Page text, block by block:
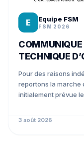
E Equipe FSM
FSM 2026
COMMUNIQUE
TECHNIQUE
Pour des raisons
reportons la marche
initialement prévue
3 août 2026